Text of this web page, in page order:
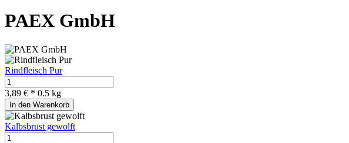
PAEX GmbH
Rindfleisch Pur
3,89 € * 0.5 kg
In den Warenkorb
Kalbsbrust gewolft